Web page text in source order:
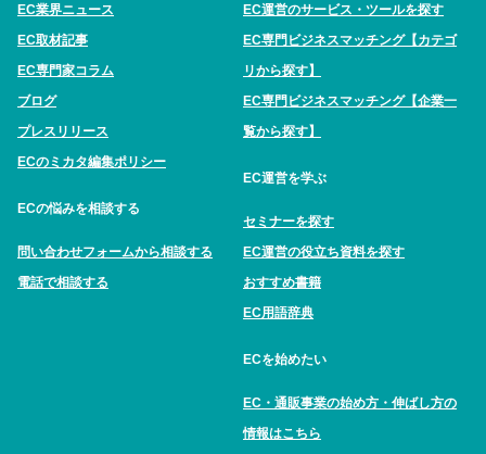
EC業界ニュース
EC取材記事
EC専門家コラム
ブログ
プレスリリース
ECのミカタ編集ポリシー
ECの悩みを相談する
問い合わせフォームから相談する
電話で相談する
EC運営のサービス・ツールを探す
EC専門ビジネスマッチング【カテゴ
リから探す】
EC専門ビジネスマッチング【企業一
覧から探す】
EC運営を学ぶ
セミナーを探す
EC運営の役立ち資料を探す
おすすめ書籍
EC用語辞典
ECを始めたい
EC・通販事業の始め方・伸ばし方の
情報はこちら